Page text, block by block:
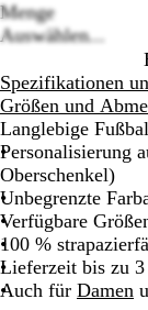
zum
Menge
Auswählen...
Spezifikationen
Größen und
Langlebige
Personalisierung
Oberschenkel)
Unbegrenzte
Verfügbare
100 %
Lieferzeit bis zu 3
Auch für Damen